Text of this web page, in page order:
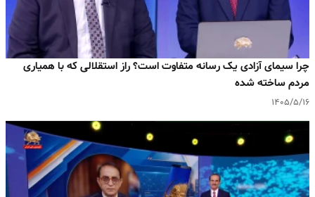
چرا سیمای آزادی یک رسانه متفاوت است؟ راز استقلالی که با همیاری
مردم ساخته شده
۱۴۰۵/۵/۱۶